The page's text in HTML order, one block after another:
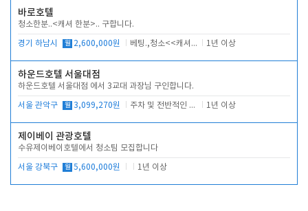
바로호텔
청소한분..<캐셔 한분>.. 구합니다.
경기 하남시 월 2,600,000원 베팅.,청소<<캐셔 모셔봅니다. 1년 이상
하운드호텔 서울대점
하운드호텔 서울대점 에서 3교대 과장님 구인합니다.
서울 관악구 월 3,099,270원 주차 및 전반적인 당번업무 1년 이상
제이베이 관광호텔
수유제이베이호텔에서 청소팀 모집합니다
서울 강북구 월 5,600,000원 1년 이상